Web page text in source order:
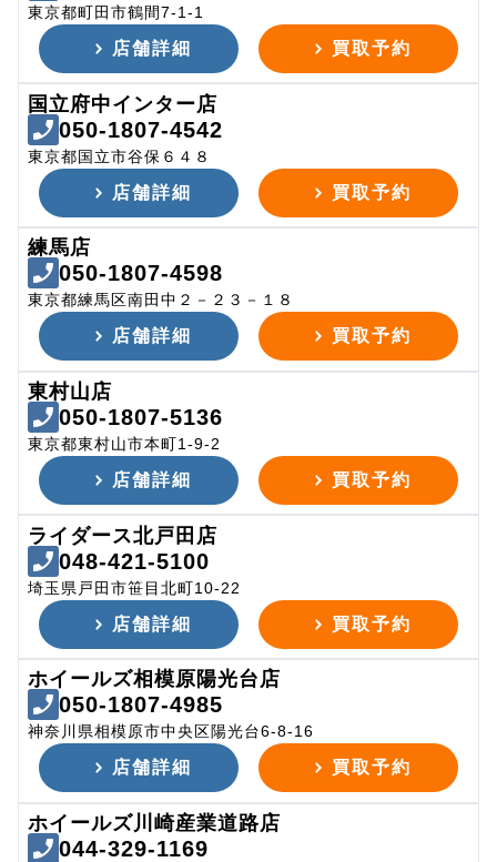
東京都町田市鶴間7-1-1
店舗詳細 買取予約
国立府中インター店
050-1807-4542
東京都国立市谷保６４８
店舗詳細 買取予約
練馬店
050-1807-4598
東京都練馬区南田中２－２３－１８
店舗詳細 買取予約
東村山店
050-1807-5136
東京都東村山市本町1-9-2
店舗詳細 買取予約
ライダース北戸田店
048-421-5100
埼玉県戸田市笹目北町10-22
店舗詳細 買取予約
ホイールズ相模原陽光台店
050-1807-4985
神奈川県相模原市中央区陽光台6-8-16
店舗詳細 買取予約
ホイールズ川崎産業道路店
044-329-1169